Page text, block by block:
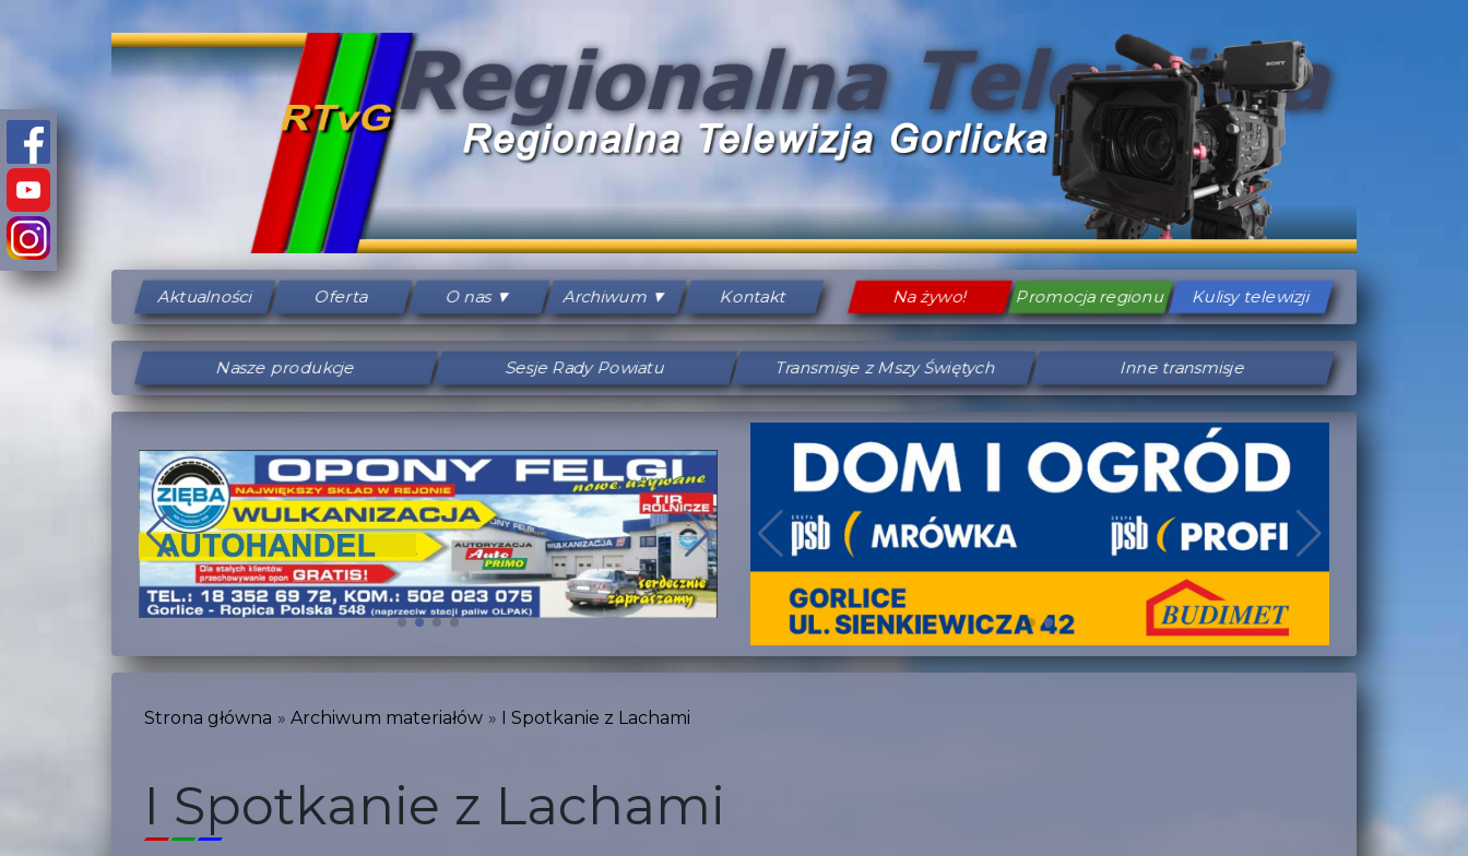
Aktualności Oferta O nas Archiwum Kontakt Na żywo! Promocja regionu Kulisy telewizji
Nasze produkcje Sesje Rady Powiatu Transmisje z Mszy Świętych Inne transmisje
Strona główna Archiwum materiałów I Spotkanie z Lachami
I Spotkanie z Lachami